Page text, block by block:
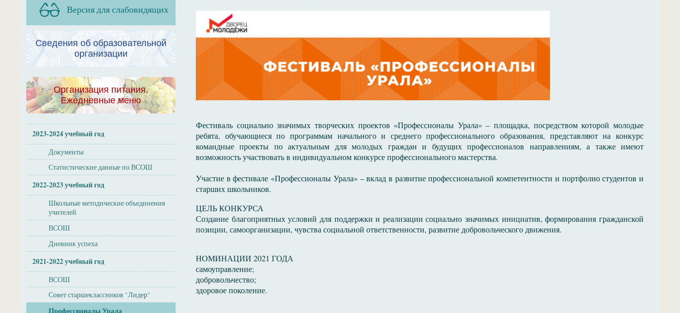
Версия для слабовидящих
Сведения об образовательной
организации
Организация питания.
Ежедневные меню
2023-2024 учебный год
Документы
Статистические данные по ВСОШ
2022-2023 учебный год
Школьные методические объединения
учителей
ВСОШ
Дневник успеха
2021-2022 учебный год
ВСОШ
Совет старшеклассников "Лидер"
Фестиваль социально значимых творческих проектов «Профессионалы Урала» – площадка, посредством которой молодые
ребята, обучающиеся по программам начального и среднего профессионального образования, представляют на конкурс
командные проекты по актуальным для молодых граждан и будущих профессионалов направлениям, а также имеют
возможность участвовать в индивидуальном конкурсе профессионального мастерства.
Участие в фестивале «Профессионалы Урала» – вклад в развитие профессиональной компетентности и портфолио студентов и
старших школьников.
ЦЕЛЬ КОНКУРСА
Создание благоприятных условий для поддержки и реализации социально значимых инициатив, формирования гражданской
позиции, самоорганизации, чувства социальной ответственности, развитие добровольческого движения.
НОМИНАЦИИ 2021 ГОДА
самоуправление;
добровольчество;
здоровое поколение.